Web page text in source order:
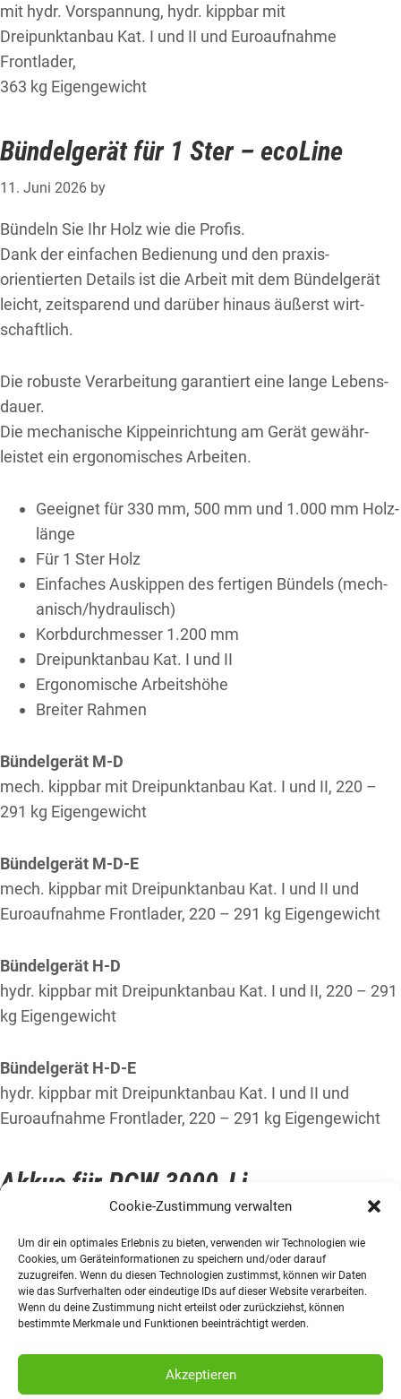
Cookie-Zustimmung verwalten
Um dir ein optimales Erlebnis zu bieten, verwenden wir Technologien wie
Cookies, um Geräteinformationen zu speichern und/oder darauf
zuzugreifen. Wenn du diesen Technologien zustimmst, können wir Daten
wie das Surfverhalten oder eindeutige IDs auf dieser Website verarbeiten.
Wenn du deine Zustimmung nicht erteilst oder zurückziehst, können
bestimmte Merkmale und Funktionen beeinträchtigt werden.
Akzeptieren
mit hydr. Vorspannung, hydr. kippbar mit
Dreipunktanbau Kat. I und II und Euroaufnahme
Frontlader,
363 kg Eigengewicht
Bündelgerät für 1 Ster – ecoLine
11. Juni 2026 by
Bündeln Sie Ihr Holz wie die Profis.
Dank der ein­fachen Bedienung und den praxis­
orientierten Details ist die Arbeit mit dem Bündel­gerät
leicht, zeit­sparend und darüber hinaus äußerst wirt­
schaftlich.
Die ro­buste Ver­arbeitung garantiert eine lange Lebens­
dauer.
Die mech­anische Kipp­ein­richtung am Gerät gewähr­
leistet ein ergo­nomisches Ar­beiten.
Geeignet für 330 mm, 500 mm und 1.000 mm Holz­
länge
Für 1 Ster Holz
Einfaches Aus­kippen des fertigen Bündels (mech­
anisch/hydraulisch)
Korb­durch­messer 1.200 mm
Drei­punkt­anbau Kat. I und II
Ergo­nomische Arbeits­höhe
Breiter Rahmen
Bündelgerät M-D
mech. kippbar mit Dreipunktanbau Kat. I und II, 220 –
291 kg Eigengewicht
Bündelgerät M-D-E
mech. kippbar mit Dreipunktanbau Kat. I und II und
Euroaufnahme Frontlader, 220 – 291 kg Eigengewicht
Bündelgerät H-D
hydr. kippbar mit Dreipunktanbau Kat. I und II, 220 – 291
kg Eigengewicht
Bündelgerät H-D-E
hydr. kippbar mit Dreipunktanbau Kat. I und II und
Euroaufnahme Frontlader, 220 – 291 kg Eigengewicht
Akkus für PCW 3000-Li
Akkus für PCW 3000-Li
Akku PCA-0206
Ladegerät PCA-0231